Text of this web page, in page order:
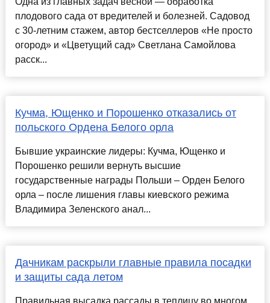
плодового сада от вредителей и болезней. Садовод
с 30-летним стажем, автор бестселлеров «Не просто
огород» и «Цветущий сад» Светлана Самойлова
расск...
Кучма, Ющенко и Порошенко отказались от
польского Ордена Белого орла
Бывшие украинские лидеры: Кучма, Ющенко и
Порошенко решили вернуть высшие
государственные награды Польши – Орден Белого
орла – после лишения главы киевского режима
Владимира Зеленского анал...
Дачникам раскрыли главные правила посадки
и защиты сада летом